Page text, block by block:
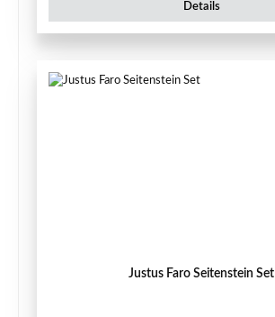
Details
Justus Faro Seitenstein Set